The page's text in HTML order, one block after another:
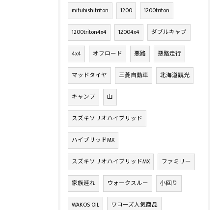
mitubishitriton 1200 1200triton
1200triton4x4 12004x4 ダブルキャブ
4x4 オフロード 悪路 悪路走行
マッドタイヤ 三菱自動車 北海道観光
キャンプ 山
スズキソリオハイブリッド
ハイブリッドMX
スズキソリオハイブリッドMX ファミリー
家族連れ ウォークスルー 小回り
WAKOS OIL ワコーズ人気商品